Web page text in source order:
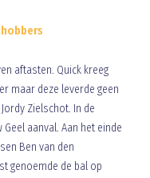
aftasten. Quick kreeg
maar deze leverde geen
Zielschot. In de
aanval. Aan het einde
Ben van den
genoemde de bal op